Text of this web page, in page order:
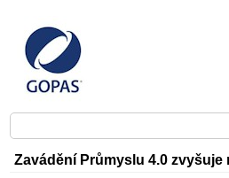
Zavádění Průmyslu 4.0